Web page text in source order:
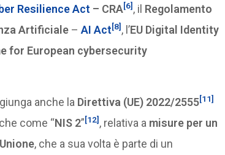
Resilience Act – CRA[6] , il Regolamento
Artificiale– AI Act[8] , l’EU Digital Identity
for European cybersecurity
anche la Direttiva (UE) 2022/2555[11]
come “NIS 2”[12] , relativa a misure per un
, che a sua volta è parte di un